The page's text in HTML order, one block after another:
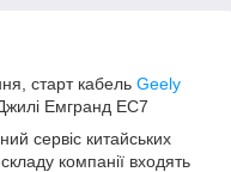
старт кабель Geely
Емгранд ЕС7
сервіс китайських
компанії входять